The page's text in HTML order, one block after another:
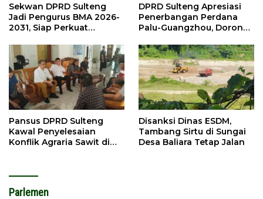
Sekwan DPRD Sulteng
Jadi Pengurus BMA 2026-
2031, Siap Perkuat
DPRD Sulteng Apresiasi
Penerbangan Perdana
Palu-Guangzhou, Dorong
Pansus DPRD Sulteng
Kawal Penyelesaian
Konflik Agraria Sawit di
Disanksi Dinas ESDM,
Tambang Sirtu di Sungai
Desa Baliara Tetap Jalan
Parlemen